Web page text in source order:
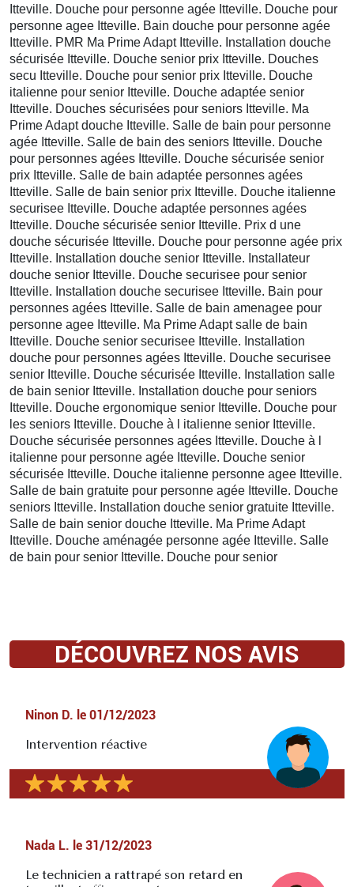
Itteville. Douche pour personne agée Itteville. Douche pour
personne agee Itteville. Bain douche pour personne agée
Itteville. PMR Ma Prime Adapt Itteville. Installation douche
sécurisée Itteville. Douche senior prix Itteville. Douches
secu Itteville. Douche pour senior prix Itteville. Douche
italienne pour senior Itteville. Douche adaptée senior
Itteville. Douches sécurisées pour seniors Itteville. Ma
Prime Adapt douche Itteville. Salle de bain pour personne
agée Itteville. Salle de bain des seniors Itteville. Douche
pour personnes agées Itteville. Douche sécurisée senior
prix Itteville. Salle de bain adaptée personnes agées
Itteville. Salle de bain senior prix Itteville. Douche italienne
securisee Itteville. Douche adaptée personnes agées
Itteville. Douche sécurisée senior Itteville. Prix d une
douche sécurisée Itteville. Douche pour personne agée prix
Itteville. Installation douche senior Itteville. Installateur
douche senior Itteville. Douche securisee pour senior
Itteville. Installation douche securisee Itteville. Bain pour
personnes agées Itteville. Salle de bain amenagee pour
personne agee Itteville. Ma Prime Adapt salle de bain
Itteville. Douche senior securisee Itteville. Installation
douche pour personnes agées Itteville. Douche securisee
senior Itteville. Douche sécurisée Itteville. Installation salle
de bain senior Itteville. Installation douche pour seniors
Itteville. Douche ergonomique senior Itteville. Douche pour
les seniors Itteville. Douche à l italienne senior Itteville.
Douche sécurisée personnes agées Itteville. Douche à l
italienne pour personne agée Itteville. Douche senior
sécurisée Itteville. Douche italienne personne agee Itteville.
Salle de bain gratuite pour personne agée Itteville. Douche
seniors Itteville. Installation douche senior gratuite Itteville.
Salle de bain senior douche Itteville. Ma Prime Adapt
Itteville. Douche aménagée personne agée Itteville. Salle
de bain pour senior Itteville. Douche pour senior
DÉCOUVREZ NOS AVIS
Ninon D. le 01/12/2023
Intervention réactive
Nada L. le 31/12/2023
Le technicien a rattrapé son retard en